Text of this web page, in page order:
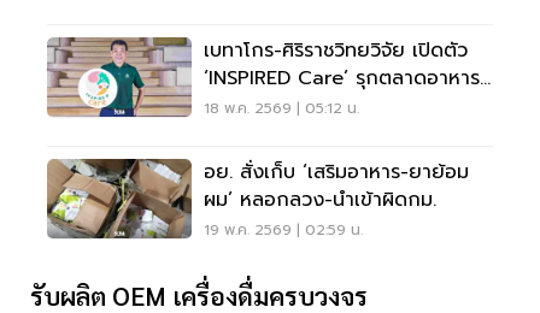
เบทาโกร-ศิริราชวิทยวิจัย เปิดตัว
‘INSPIRED Care’ รุกตลาดอาหาร
เพื่อสุขภาพ
18 พ.ค. 2569 | 05:12 น.
อย. สั่งเก็บ ‘เสริมอาหาร-ยาย้อม
ผม’ หลอกลวง-นำเข้าผิดกม.
19 พ.ค. 2569 | 02:59 น.
รับผลิต OEM เครื่องดื่มครบวงจร